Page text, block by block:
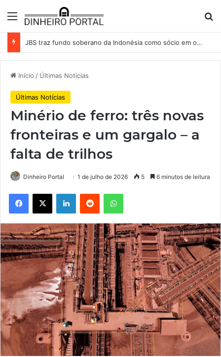
Menu
JBS traz fundo soberano da Indonésia como sócio em operação de US$ 2,5 bilhões
Início / Últimas Notícias
Últimas Notícias
Minério de ferro: três novas
fronteiras e um gargalo – a
falta de trilhos
Dinheiro Portal 1 de julho de 2026 5 6 minutos de leitura
Facebook
X LinkedinReddit WhatsApp